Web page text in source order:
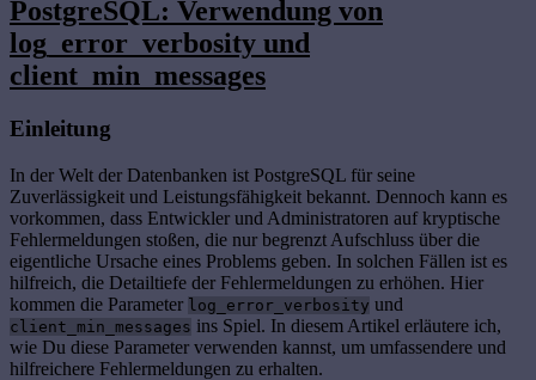
PostgreSQL: Verwendung von
log_error_verbosity und
client_min_messages
Einleitung
In der Welt der Datenbanken ist PostgreSQL für seine
Zuverlässigkeit und Leistungsfähigkeit bekannt. Dennoch kann es
vorkommen, dass Entwickler und Administratoren auf kryptische
Fehlermeldungen stoßen, die nur begrenzt Aufschluss über die
eigentliche Ursache eines Problems geben. In solchen Fällen ist es
hilfreich, die Detailtiefe der Fehlermeldungen zu erhöhen. Hier
kommen die Parameter log_error_verbosity und
client_min_messages ins Spiel. In diesem Artikel erläutere ich,
wie Du diese Parameter verwenden kannst, um umfassendere und
hilfreichere Fehlermeldungen zu erhalten.